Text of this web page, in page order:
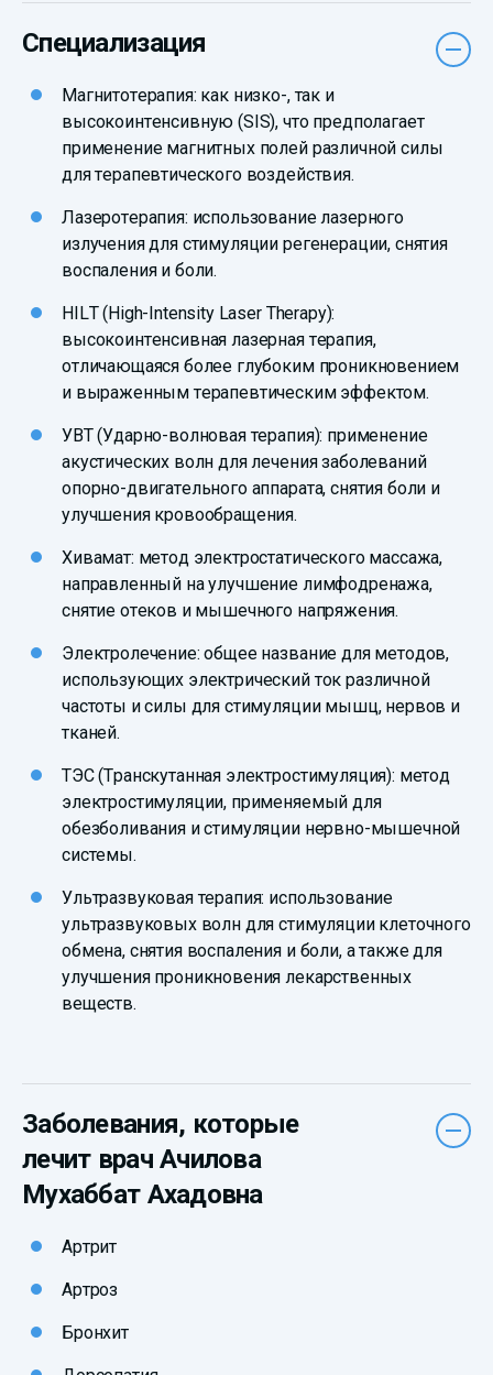
Специализация
Магнитотерапия: как низко-, так и
высокоинтенсивную (SIS), что предполагает
применение магнитных полей различной силы
для терапевтического воздействия.
Лазеротерапия: использование лазерного
излучения для стимуляции регенерации, снятия
воспаления и боли.
HILT (High-Intensity Laser Therapy):
высокоинтенсивная лазерная терапия,
отличающаяся более глубоким проникновением
и выраженным терапевтическим эффектом.
УВТ (Ударно-волновая терапия): применение
акустических волн для лечения заболеваний
опорно-двигательного аппарата, снятия боли и
улучшения кровообращения.
Хивамат: метод электростатического массажа,
направленный на улучшение лимфодренажа,
снятие отеков и мышечного напряжения.
Электролечение: общее название для методов,
использующих электрический ток различной
частоты и силы для стимуляции мышц, нервов и
тканей.
ТЭС (Транскутанная электростимуляция): метод
электростимуляции, применяемый для
обезболивания и стимуляции нервно-мышечной
системы.
Ультразвуковая терапия: использование
ультразвуковых волн для стимуляции клеточного
обмена, снятия воспаления и боли, а также для
улучшения проникновения лекарственных
веществ.
Заболевания, которые
лечит врач Ачилова
Мухаббат Ахадовна
Артрит
Артроз
Бронхит